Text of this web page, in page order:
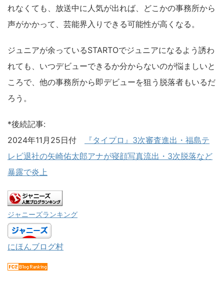
れなくても、放送中に人気が出れば、どこかの事務所から
声がかかって、芸能界入りできる可能性が高くなる。
ジュニアが余っているSTARTOでジュニアになるよう誘わ
れても、いつデビューできるか分からないのが悩ましいと
ころで、他の事務所から即デビューを狙う脱落者もいるだ
ろう。
*後続記事:
2024年11月25日付
『タイプロ』3次審査進出・福島テ
レビ退社の矢崎佑太郎アナが寝顔写真流出・3次脱落など
暴露で炎上
ジャニーズランキング
にほんブログ村